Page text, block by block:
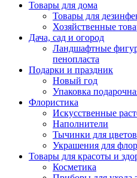
Товары для дома
Товары для
Хозяйственные
Дача, сад и огород
Ландшафтные
пенопласта
Подарки и праздник
Новый год
Упаковка
Флористика
Искусственные
Наполнители
Тычинки для цветов
Украшения для
Товары для красоты и
Косметика